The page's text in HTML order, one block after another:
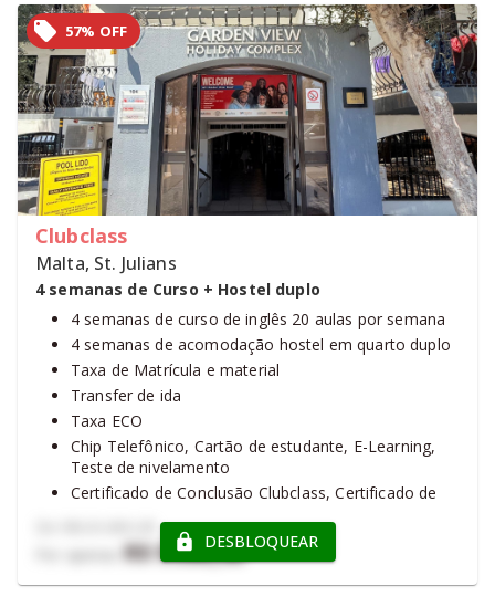
57% OFF
Clubclass
Malta, St. Julians
4 semanas de Curso + Hostel duplo
4 semanas de curso de inglês 20 aulas por semana
4 semanas de acomodação hostel em quarto duplo
Taxa de Matrícula e material
Transfer de ida
Taxa ECO
Chip Telefônico, Cartão de estudante, E-Learning,
Teste de nivelamento
Certificado de Conclusão Clubclass, Certificado de
R$ 9.080,98DESBLOQUEAR